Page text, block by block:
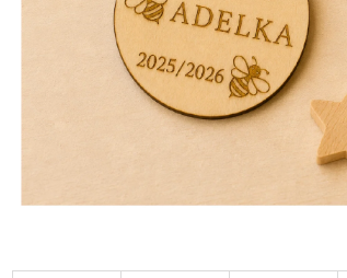
POHÁR NA BIELE VÍNO - CELEBRATION
360 ML S VLASTNÝM GRAVÍROVANÍM